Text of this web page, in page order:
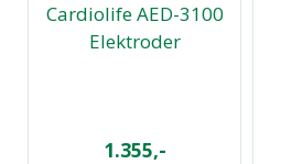
Cardiolife AED-3100
Elektroder
1.355,-